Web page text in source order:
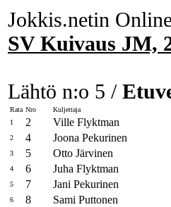
Jokkis.netin
SV Kuivaus JM,
Lähtö n:o 5 /
Rata Nro Kuljettaja
1
2 Ville Flyktman
2 4 Joona Pekurinen
3 5 Otto Järvinen
4 6 Juha Flyktman
5 7 Jani Pekurinen
6 8 Sami Puttonen